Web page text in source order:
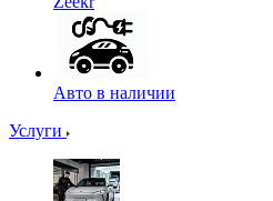
Авто в наличии
Услуги